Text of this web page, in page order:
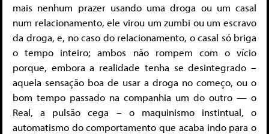
mais nenhum prazer usando uma droga ou um casal
num relacionamento, ele virou um zumbi ou um escravo
da droga, e, no caso do relacionamento, o casal só briga
o tempo inteiro; ambos não rompem com o vício
porque, embora a realidade tenha se desintegrado –
aquela sensação boa de usar a droga no começo, ou o
bom tempo passado na companhia um do outro — o
Real, a pulsão cega – o maquinismo instintual, o
automatismo do comportamento que acaba indo para o